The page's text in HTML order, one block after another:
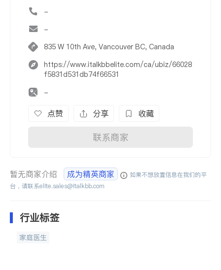
-
-
835 W 10th Ave, Vancouver BC, Canada
https://www.italkbbelite.com/ca/ubiz/66028
f5831d531db74f66531
-
点赞 分享 收藏
联系商家
暂无商家介绍 成为精英商家
如果不想放置信息在我们的平
台，请联系elite.sales@italkbb.com
行业标签
家庭医生